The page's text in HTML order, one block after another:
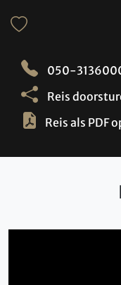
050-
Reis
Reis als PDF